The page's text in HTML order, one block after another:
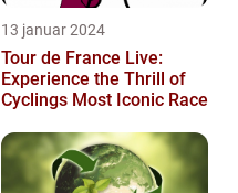
13 januar 2024
Tour de France Live:
Experience the Thrill of
Cyclings Most Iconic Race